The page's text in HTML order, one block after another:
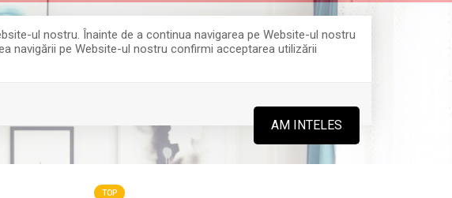
ul nostru. Înainte de a continua navigarea pe Website-ul nostru
navigării pe Website-ul nostru confirmi acceptarea utilizării
AM INTELES
0364 808 888
TOP